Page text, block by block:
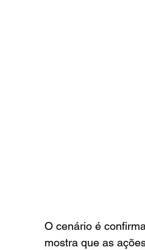
O cenário é
mostra que as